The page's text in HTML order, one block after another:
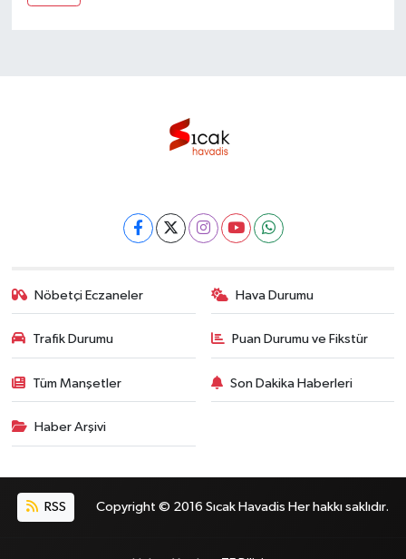
Nöbetçi Eczaneler Hava Durumu
Trafik Durumu Puan Durumu ve Fikstür
Tüm Manşetler Son Dakika Haberleri
Haber Arşivi
RSS Copyright © 2016 Sıcak Havadis Her hakkı saklıdır.